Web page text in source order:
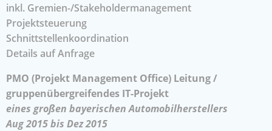
inkl. Gremien-/Stakeholdermanagement
Projektsteuerung
Schnittstellenkoordination
Details auf Anfrage
PMO (Projekt Management Office) Leitung /
gruppenübergreifendes IT-Projekt
eines großen bayerischen Automobilherstellers
Aug 2015 bis Dez 2015